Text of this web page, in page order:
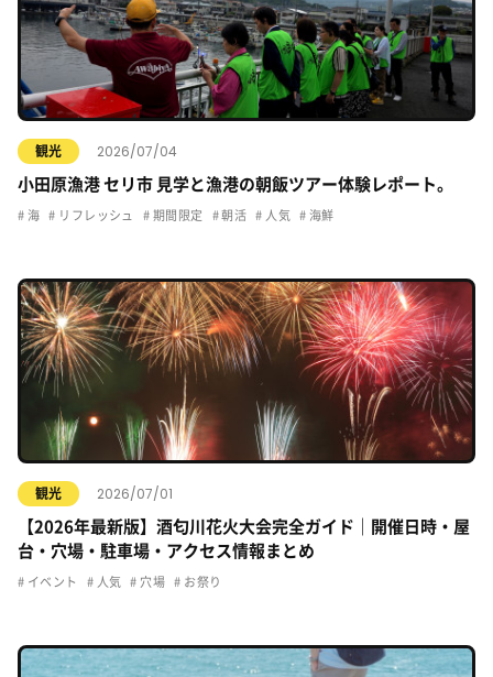
観光 2026/07/04
小田原漁港 セリ市 見学と漁港の朝飯ツアー体験レポート。
海 リフレッシュ 期間限定 朝活 人気 海鮮
観光 2026/07/01
【2026年最新版】酒匂川花火大会完全ガイド｜開催日時・屋
台・穴場・駐車場・アクセス情報まとめ
イベント 人気 穴場 お祭り